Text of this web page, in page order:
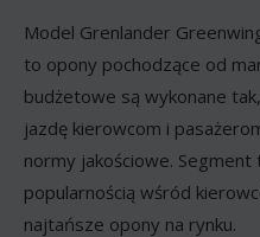
Model Grenlander
to opony pochodzące od
budżetowe są wykonane
jazdę kierowcom i
normy jakościowe. Segment
popularnością wśród
najtańsze opony na rynku.